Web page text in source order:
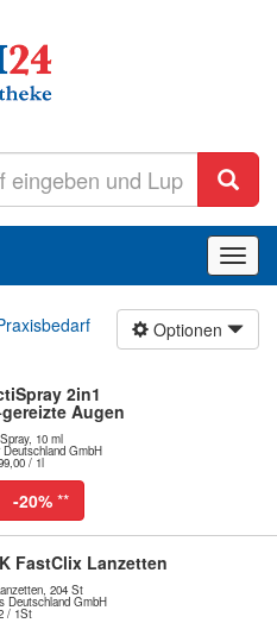
ein-/
Optionen
2in1
Augen
10 ml
GmbH
/ 1l
-20% **
FastClix Lanzetten
204 St
Deutschland GmbH
/ 1St